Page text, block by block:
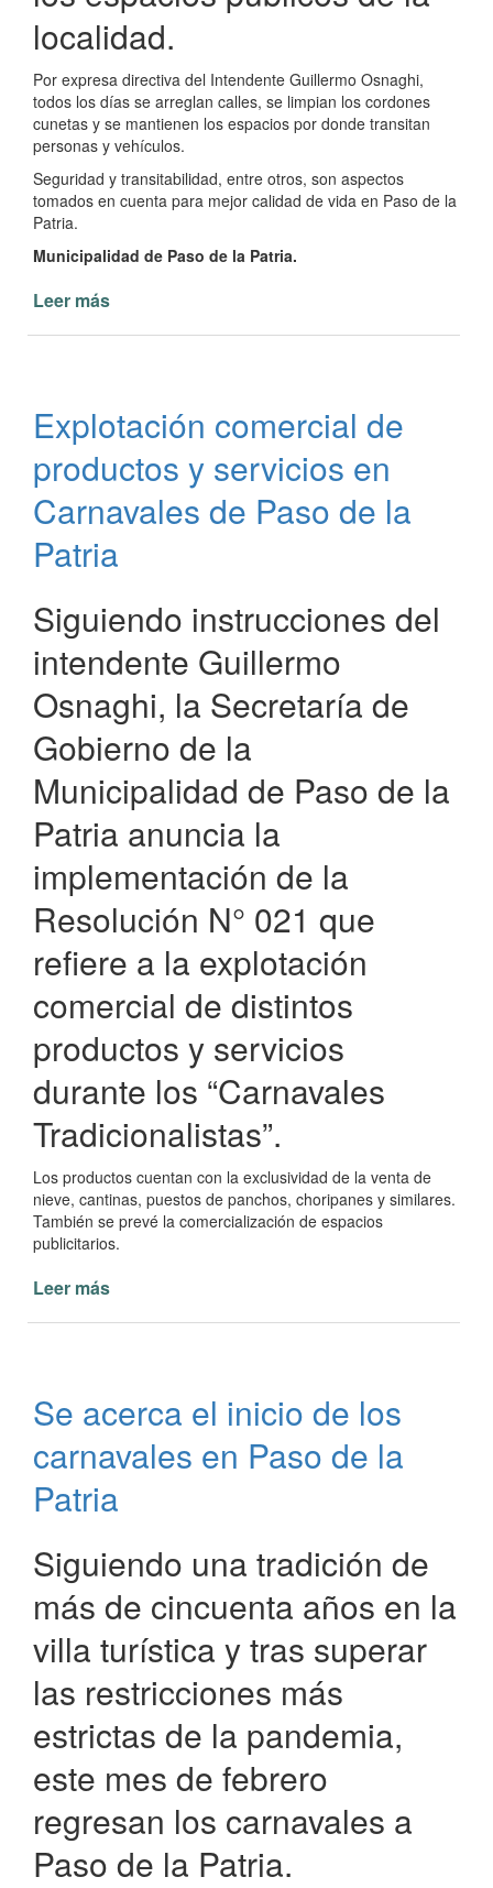
localidad.
Por expresa directiva del Intendente Guillermo Osnaghi,
todos los días se arreglan calles, se limpian los cordones
cunetas y se mantienen los espacios por donde transitan
personas y vehículos.
Seguridad y transitabilidad, entre otros, son aspectos
tomados en cuenta para mejor calidad de vida en Paso de la
Patria.
Municipalidad de Paso de la Patria.
Leer más
espacios
públicos
en
de
Patria
Explotación comercial de
productos y servicios en
Carnavales de Paso de la
Patria
Siguiendo instrucciones del
intendente Guillermo
Osnaghi, la Secretaría de
Gobierno de la
Municipalidad de Paso de la
Patria anuncia la
implementación de la
Resolución N° 021 que
refiere a la explotación
comercial de distintos
productos y servicios
durante los “Carnavales
Tradicionalistas”.
Los productos cuentan con la exclusividad de la venta de
nieve, cantinas, puestos de panchos, choripanes y similares.
También se prevé la comercialización de espacios
publicitarios.
Leer más
y
servicios
en
de
de
la
Patria
Se acerca el inicio de los
carnavales en Paso de la
Patria
Siguiendo una tradición de
más de cincuenta años en la
villa turística y tras superar
las restricciones más
estrictas de la pandemia,
este mes de febrero
regresan los carnavales a
Paso de la Patria.